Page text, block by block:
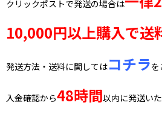
クリックポストで発送の場合は
10,000円以上購入で送
発送方法・送料に関してはコチラを
入金確認から48時間以内に発送いた